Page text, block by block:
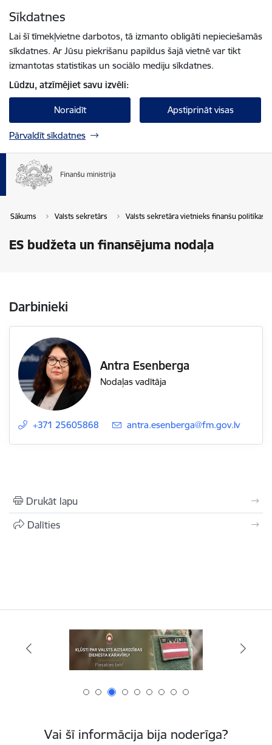
Sīkdatnes
Lai šī tīmekļvietne darbotos, tā izmanto obligāti nepieciešamās
sīkdatnes. Ar Jūsu piekrišanu papildus šajā vietnē var tikt
izmantotas statistikas un sociālo mediju sīkdatnes.
Lūdzu, atzīmējiet savu izvēli:
Noraidīt Apstiprināt visas
Pārvaldīt sīkdatnes
Sākums Valsts sekretārs Valsts sekretāra vietnieks finanšu politikas
ES budžeta un finansējuma nodaļa
Darbinieki
Antra Esenberga
Nodaļas vadītāja
+371 25605868 E-pasts:
antra.esenberga@fm.gov.lv
Drukāt lapu
Dalīties
Vai šī informācija bija noderīga?